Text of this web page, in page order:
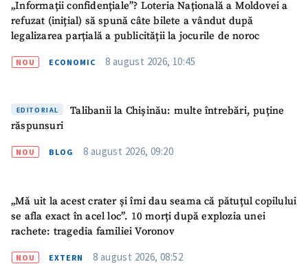
„Informații confidențiale”? Loteria Națională a Moldovei a
refuzat (inițial) să spună câte bilete a vândut după
legalizarea parțială a publicității la jocurile de noroc
NOU ECONOMIC 8 august 2026, 10:45
EDITORIAL
Talibanii la Chișinău: multe întrebări, puține
răspunsuri
NOU BLOG 8 august 2026, 09:20
„Mă uit la acest crater și îmi dau seama că pătuțul copilului
se afla exact în acel loc”. 10 morți după explozia unei
rachete: tragedia familiei Voronov
NOU EXTERN 8 august 2026, 08:52
acord cupolitica de
confidențialitate.